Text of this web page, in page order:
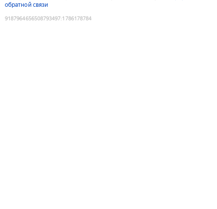
обратной связи
9187964656508793497:1786178784